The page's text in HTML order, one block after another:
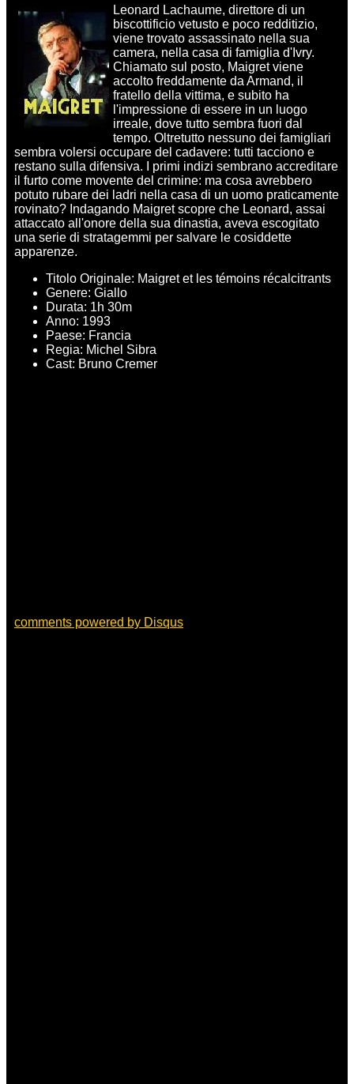
Leonard Lachaume, direttore di un
biscottificio vetusto e poco redditizio,
viene trovato assassinato nella sua
camera, nella casa di famiglia d'Ivry.
Chiamato sul posto, Maigret viene
accolto freddamente da Armand, il
fratello della vittima, e subito ha
l'impressione di essere in un luogo
irreale, dove tutto sembra fuori dal
tempo. Oltretutto nessuno dei famigliari
sembra volersi occupare del cadavere: tutti tacciono e
restano sulla difensiva. I primi indizi sembrano accreditare
il furto come movente del crimine: ma cosa avrebbero
potuto rubare dei ladri nella casa di un uomo praticamente
rovinato? Indagando Maigret scopre che Leonard, assai
attaccato all'onore della sua dinastia, aveva escogitato
una serie di stratagemmi per salvare le cosiddette
apparenze.
Titolo Originale: Maigret et les témoins récalcitrants
Genere: Giallo
Durata: 1h 30m
Anno: 1993
Paese: Francia
Regia: Michel Sibra
Cast: Bruno Cremer
comments powered by Disqus